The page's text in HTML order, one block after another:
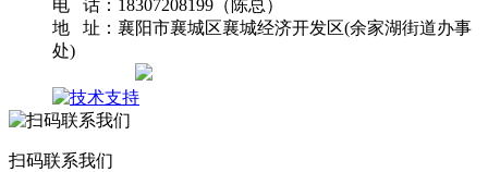
电 话：18307208199（陈总）
地 址：襄阳市襄城区襄城经济开发区(余家湖街道办事
处)
扫码联系我们